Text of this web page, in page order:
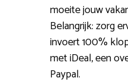
moeite jouw
Belangrijk: zorg
invoert 100%
met iDeal, een
Paypal.